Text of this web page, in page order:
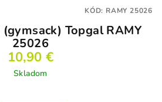
Topgal RAMY
25026
10,90 €
Skladom
KÓD: RAMY 25026